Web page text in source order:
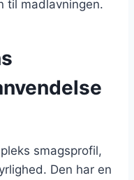
til madlavningen.
smagsprofil,
Den har en